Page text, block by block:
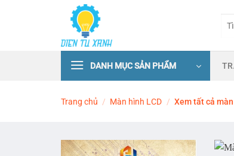
DANH MỤC SẢN PHẨM
Trang chủ / Màn hình LCD / Xem tất cả